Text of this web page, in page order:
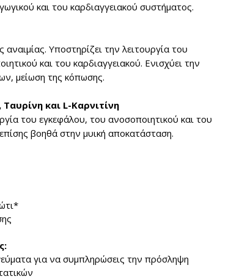
και του καρδιαγγειακού συστήματος.
αναιμίας. Υποστηρίζει την λειτουργία του
και του καρδιαγγειακού. Ενισχύει την
μείωση της κόπωσης.
και L-Καρνιτίνη
του εγκεφάλου, του ανοσοποιητικού και του
βοηθά στην μυική αποκατάσταση.
:
για να συμπληρώσεις την πρόσληψη